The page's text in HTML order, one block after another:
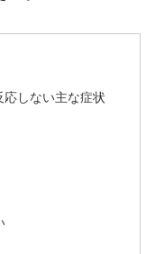
応しない主な症状